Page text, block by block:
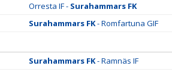
Orresta IF - Surahammars FK
Surahammars FK- Romfartuna GIF
Surahammars FK- Ramnäs IF